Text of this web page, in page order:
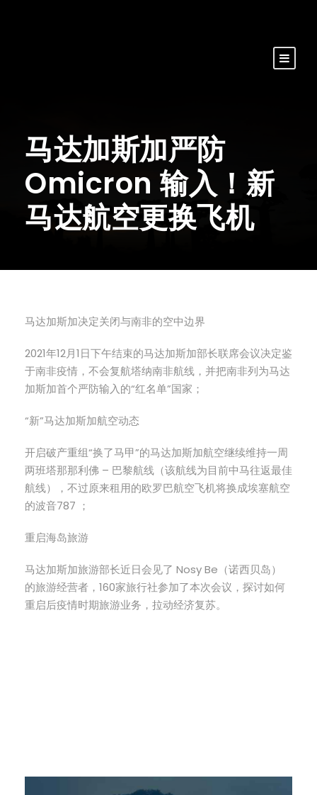
马达加斯加严防
Omicron 输入！新
马达航空更换飞机
马达加斯加决定关闭与南非的空中边界
2021年12月1日下午结束的马达加斯加部长联席会议决定鉴
于南非疫情，不会复航塔纳南非航线，并把南非列为马达
加斯加首个严防输入的“红名单”国家；
“新”马达加斯加航空动态
开启破产重组“换了马甲”的马达加斯加航空继续维持一周
两班塔那那利佛 – 巴黎航线（该航线为目前中马往返最佳
航线），不过原来租用的欧罗巴航空飞机将换成埃塞航空
的波音787 ；
重启海岛旅游
马达加斯加旅游部长近日会见了 Nosy Be（诺西贝岛）
的旅游经营者，160家旅行社参加了本次会议，探讨如何
重启后疫情时期旅游业务，拉动经济复苏。